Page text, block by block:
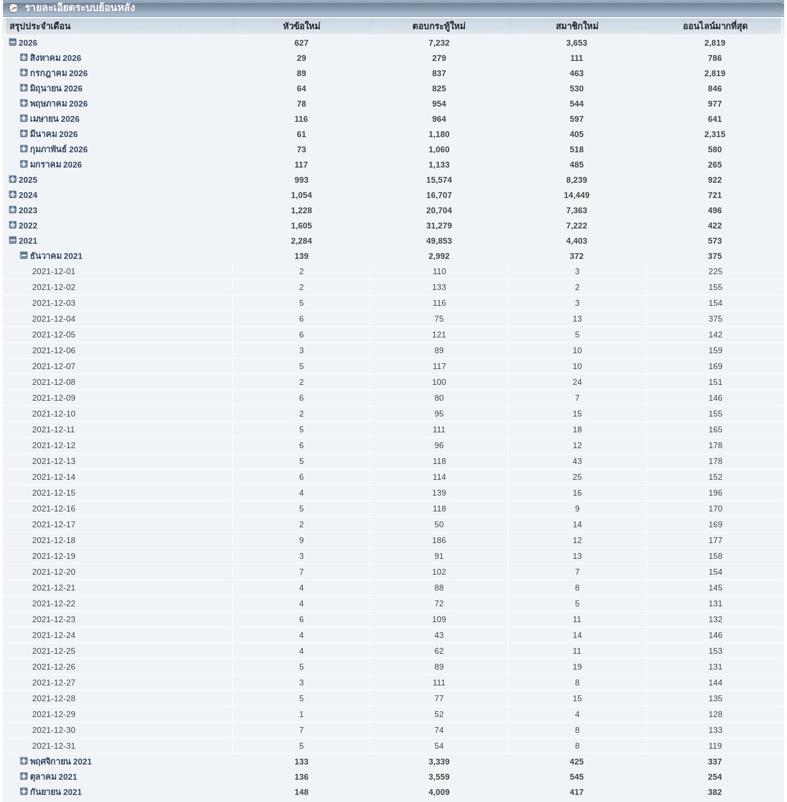
รายละเอียดระบบย้อนหลัง
สรุปประจำเดือน หัวข้อใหม่ ตอบกระทู้ใหม่ สมาชิกใหม่ ออนไลน์มากที่สุด
2026 627 7,232 3,653
2,819
สิงหาคม 2026
29 279 111
786
กรกฎาคม 2026
89 837 463
2,819
มิถุนายน 2026
64 825 530
846
พฤษภาคม 2026
78 954 544
977
เมษายน 2026
116 964 597
641
มีนาคม 2026
61 1,180 405
2,315
กุมภาพันธ์ 2026
73 1,060 518
580
มกราคม 2026
117 1,133 485
265
2025
993 15,574 8,239
922
2024
1,054 16,707 14,449
721
2023
1,228 20,704 7,363
496
2022
1,605 31,279 7,222
422
2021
2,284 49,853 4,403
573
ธันวาคม 2021
139 2,992 372
375
2021-12-01
2 110 3
225
2021-12-02
2 133 2
155
2021-12-03
5 116 3
154
2021-12-04
6 75 13
375
2021-12-05
6 121 5
142
2021-12-06
3 89 10
159
2021-12-07
5 117 10
169
2021-12-08
2 100 24
151
2021-12-09
6 80 7
146
2021-12-10
2 95 15
155
2021-12-11
5 111 18
165
2021-12-12
6 96 12
178
2021-12-13
5 118 43
178
2021-12-14
6 114 25
152
2021-12-15
4 139 16
196
2021-12-16
5 118 9
170
2021-12-17
2 50 14
169
2021-12-18
9 186 12
177
2021-12-19
3 91 13
158
2021-12-20
7 102 7
154
2021-12-21
4 88 8
145
2021-12-22
4 72 5
131
2021-12-23
6 109 11
132
2021-12-24
4 43 14
146
2021-12-25
4 62 11
153
2021-12-26
5 89 19
131
2021-12-27
3 111 8
144
2021-12-28
5 77 15
135
2021-12-29
1 52 4
128
2021-12-30
7 74 8
133
2021-12-31
5 54 8
119
พฤศจิกายน 2021
133 3,339 425
337
ตุลาคม 2021
136 3,559 545
254
กันยายน 2021
148 4,009 417 382